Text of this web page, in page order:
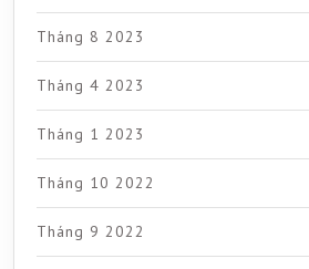
Tháng 8 2023
Tháng 4 2023
Tháng 1 2023
Tháng 10 2022
Tháng 9 2022